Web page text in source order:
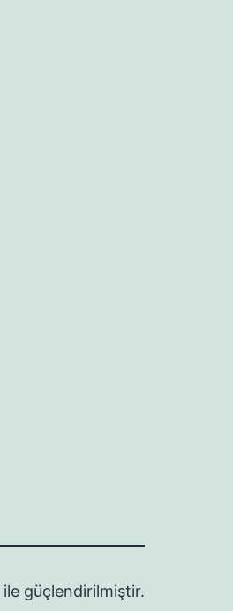
ile güçlendirilmiştir.